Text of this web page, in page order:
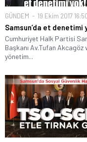
GÜNDEM 19 Ekim 2017
Samsun’da et denetimi
Cumhuriyet Halk Partisi
Başkanı Av.Tufan Akcagöz
yönetim...